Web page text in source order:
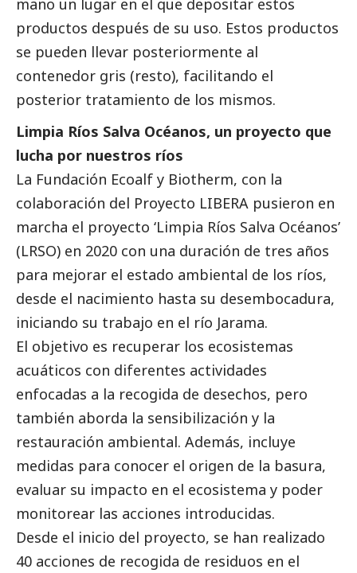
productos después de su uso. Estos productos
se pueden llevar posteriormente al
contenedor gris (resto), facilitando el
posterior tratamiento de los mismos.
Limpia Ríos Salva Océanos, un proyecto que
lucha por nuestros ríos
La Fundación Ecoalf y Biotherm, con la
colaboración del Proyecto LIBERA pusieron en
marcha el proyecto ‘Limpia Ríos Salva Océanos’
(LRSO) en 2020 con una duración de tres años
para mejorar el estado ambiental de los ríos,
desde el nacimiento hasta su desembocadura,
iniciando su trabajo en el río Jarama.
El objetivo es recuperar los ecosistemas
acuáticos con diferentes actividades
enfocadas a la recogida de desechos, pero
también aborda la sensibilización y la
restauración ambiental. Además, incluye
medidas para conocer el origen de la basura,
evaluar su impacto en el ecosistema y poder
monitorear las acciones introducidas.
Desde el inicio del proyecto, se han realizado
40 acciones de recogida de residuos en el